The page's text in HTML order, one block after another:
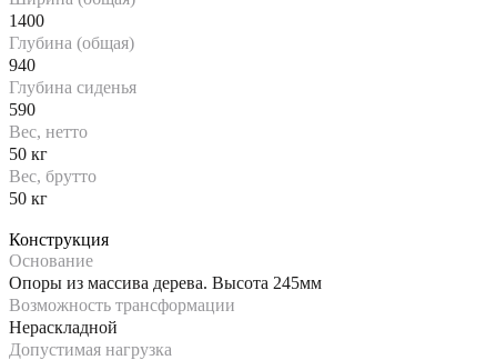
1400
Глубина (общая)
940
Глубина сиденья
590
Вес, нетто
50 кг
Вес, брутто
50 кг
Конструкция
Основание
Опоры из массива дерева. Высота 245мм
Возможность трансформации
Нераскладной
Допустимая нагрузка